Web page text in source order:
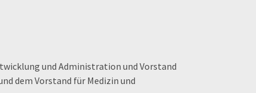
und Administration und Vorstand
dem Vorstand für Medizin und